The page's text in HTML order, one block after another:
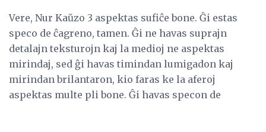
Vere, Nur Kaŭzo 3 aspektas sufiĉe bone. Ĝi estas
speco de ĉagreno, tamen. Ĝi ne havas suprajn
detalajn teksturojn kaj la medioj ne aspektas
mirindaj, sed ĝi havas timindan lumigadon kaj
mirindan brilantaron, kio faras ke la aferoj
aspektas multe pli bone. Ĝi havas specon de